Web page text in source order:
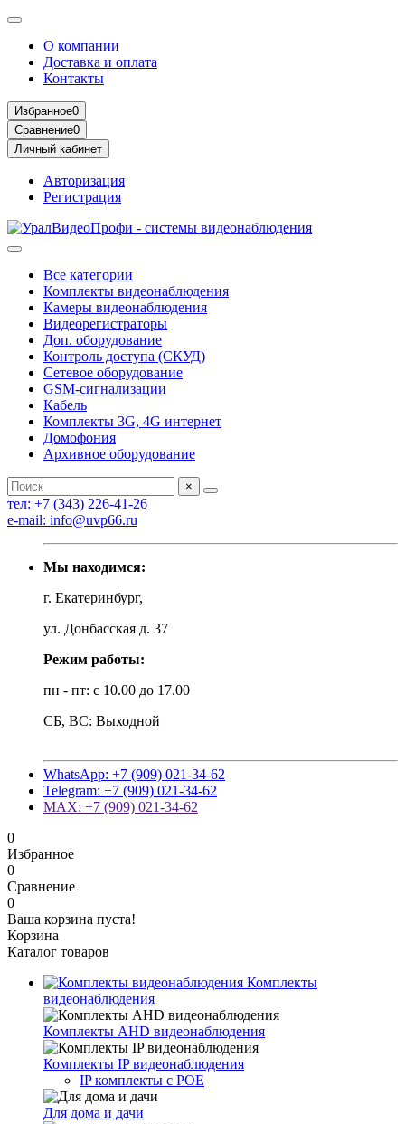
О компании
Доставка и оплата
Контакты
Избранное0
Сравнение0
Личный кабинет
Авторизация
Регистрация
Все категории
Комплекты видеонаблюдения
Камеры видеонаблюдения
Видеорегистраторы
Доп. оборудование
Контроль доступа (СКУД)
Сетевое оборудование
GSM-сигнализации
Кабель
Комплекты 3G, 4G интернет
Домофония
Архивное оборудование
×
тел: +7 (343) 226-41-26
e-mail: info@uvp66.ru
Мы находимся:
г. Екатеринбург,
ул. Донбасская д. 37
Режим работы:
пн - пт: с 10.00 до 17.00
СБ, ВС: Выходной
WhatsApp: +7 (909) 021-34-62
Telegram: +7 (909) 021-34-62
MAX: +7 (909) 021-34-62
0
Избранное
0
Сравнение
0
Ваша корзина пуста!
Корзина
Каталог товаров
Комплекты
видеонаблюдения
Комплекты AHD видеонаблюдения
Комплекты IP видеонаблюдения
IP комплекты с POE
Для дома и дачи